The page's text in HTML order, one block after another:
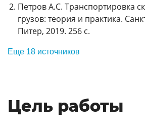
Петров А.С. Транспортировка
грузов: теория и практика.
Питер, 2019. 256 с.
Еще 18 источников
Цель работы